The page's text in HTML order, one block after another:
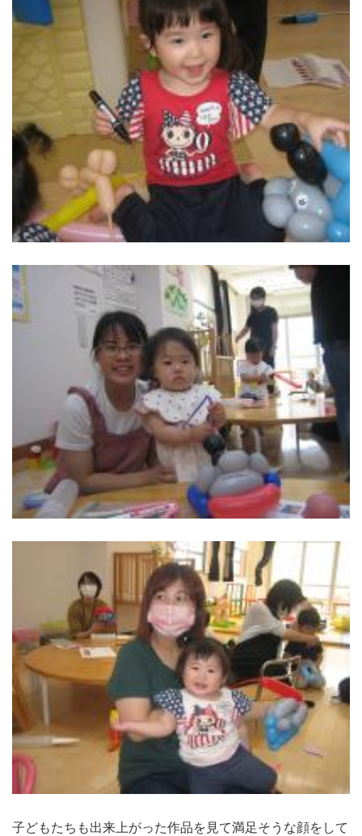
子どもたちも出来上がった作品を見て満足そうな顔をして